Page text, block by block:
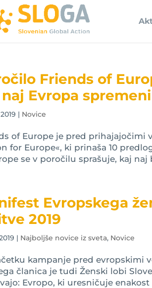
Friends of
Evropa
| Novice
of Europe je pred prihajajočimi
for Europe«, ki prinaša 10
se v poročilu sprašuje, kaj
Evropskega
2019
| Najboljše novice iz sveta, Novice
kampanje pred evropskimi
članica je tudi Ženski lobi
Evropo, ki uresničuje